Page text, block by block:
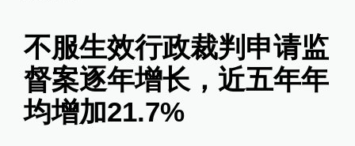
不服生效行政裁判申请监
督案逐年增长，近五年年
均增加21.7%